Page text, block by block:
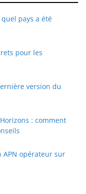
pays a été
pour les
version du
: comment
APN opérateur sur